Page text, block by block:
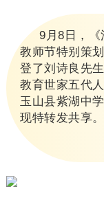
9月8日，《
教师节特别策
登了刘诗良先
教育世家五代
玉山县紫湖中
现特转发共享。